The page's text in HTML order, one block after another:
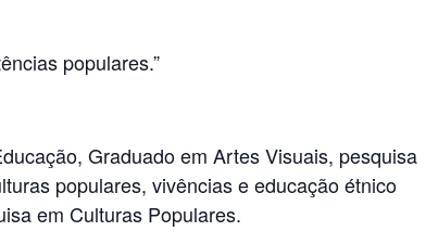
populares.”
Graduado em Artes Visuais, pesquisa
populares, vivências e educação étnico
em Culturas Populares.